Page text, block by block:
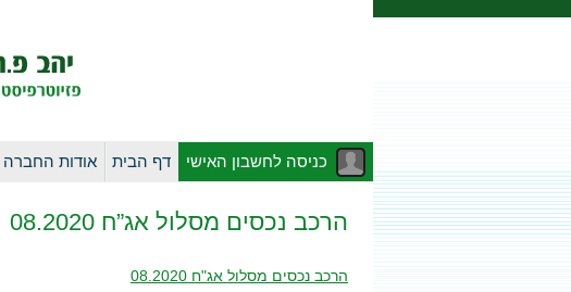
כניסה לחשבון האישי דף הבית אודות החברה
הרכב נכסים מסלול אג”ח 08.2020
הרכב נכסים מסלול אג"ח 08.2020